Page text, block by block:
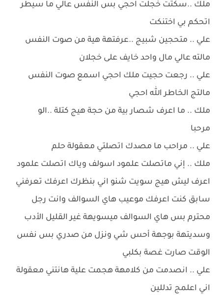
ملك ..سكتت خجلت احجي بس النفس عالي ما سيطر
اتحكم بي اختنكت
علي .. متحجين شبيج ..عرفتهة هية من صوت النفس
مالته عالي مال واحد خايف على خجلان
علي .. رجعت حجيت ملك احجي اسمع صوت النفس
مالتج الخاطر الله احجي
ملك .. ما اعرف شصار بية من حجة هيج كتلة ..الو
مرحبا
علي .. مراحب ما مصدك اتصلتي معقولة حلم
ملك .. إني ماتصلت علمود اسولف وياك اتصلت علمود
اعرف ليش هيج سويت شنو اني بنظرك اعرفك تعرفني
سابق كنت اعرفك موعيب هاي السوالف وانت رجل
محترم بس هاي السوالف ميسويهة غير القليل الأدب
وسديتهة بوجهة أحس شي ونزل من صدري بس نفس
الوقت صارت غصة بكلبي
علي .. انصدمت من كلامهة هجمت علية هانتني معقولة
اني اعلمج تدللين